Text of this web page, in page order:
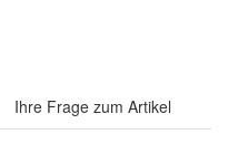
Ihre Frage zum Artikel